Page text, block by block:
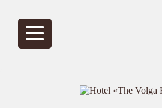
основному
содержанию
Основная
навигация